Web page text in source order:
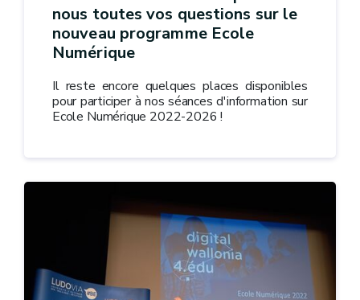
nous toutes vos questions sur le
nouveau programme Ecole
Numérique
Il reste encore quelques places disponibles
pour participer à nos séances d'information sur
Ecole Numérique 2022-2026 !